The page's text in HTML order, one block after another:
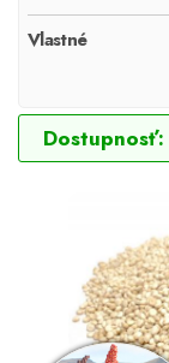
Vlastné
Dostupnosť: